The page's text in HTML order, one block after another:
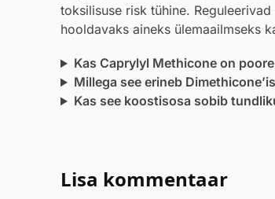
toksilisuse risk tühine.
hooldavaks aineks ülemaailmseks
Kas Caprylyl Methicone on
Millega see erineb
Kas see koostisosa sobib
Lisa kommentaar